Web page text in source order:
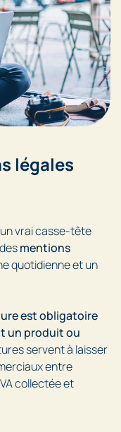
légales
vrai casse-tête
mentions
quotidienne et un
est obligatoire
un produit ou
servent à laisser
entre
collectée et